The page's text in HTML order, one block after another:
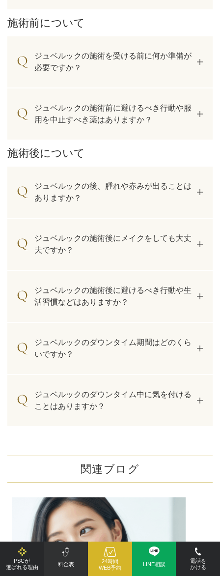
施術前について
ジュベルックの施術を受ける前に何か準備が
必要ですか？
ジュベルックの施術前に避けるべき行動や服
用を中止すべき薬はありますか？
施術後について
ジュベルックの後、腫れや赤みが出ることは
ありますか？
ジュベルックの施術後にメイクをしても大丈
夫ですか？
ジュベルックの施術後に避けるべき行動や生
活習慣などはありますか？
ジュベルックのダウンタイム期間はどのくら
いですか？
ジュベルックのダウンタイム中に気を付ける
ことはありますか？
関連ブログ
PSCが
選ばれる理由
料金表
24時間
WEB予約
LINE相談
電話を
かける